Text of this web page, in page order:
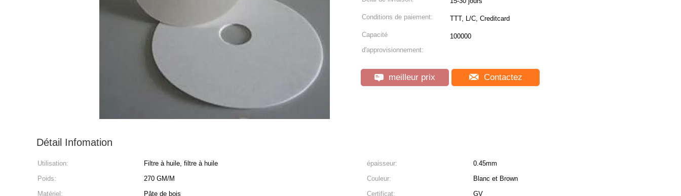
Conditions de paiement: TTT, L/C, Creditcard
Capacité
d'approvisionnement:
100000
meilleur prix Contactez
Détail Infomation
Utilisation: Filtre à huile, filtre à huile épaisseur:
0.45mm
Poids:
270 GM/M Couleur:
Blanc et Brown
Matériel:
Pâte de bois Certificat:
GV